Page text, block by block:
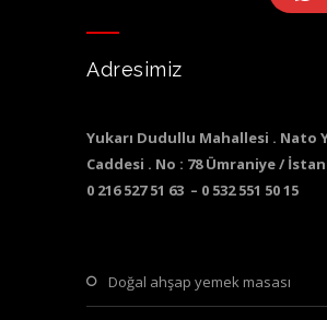
Adresimiz
Yukarı Dudullu Mahallesi . Nato
Caddesi . No : 78 Ümraniye /
0 216 527 51 63 – 0 532 551 50 15
doğal ahşap yemek masası